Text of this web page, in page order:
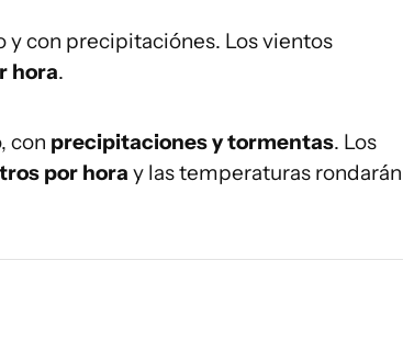
y con precipitaciónes. Los vientos
hora.
con precipitaciones y tormentas. Los
por hora y las temperaturas rondarán